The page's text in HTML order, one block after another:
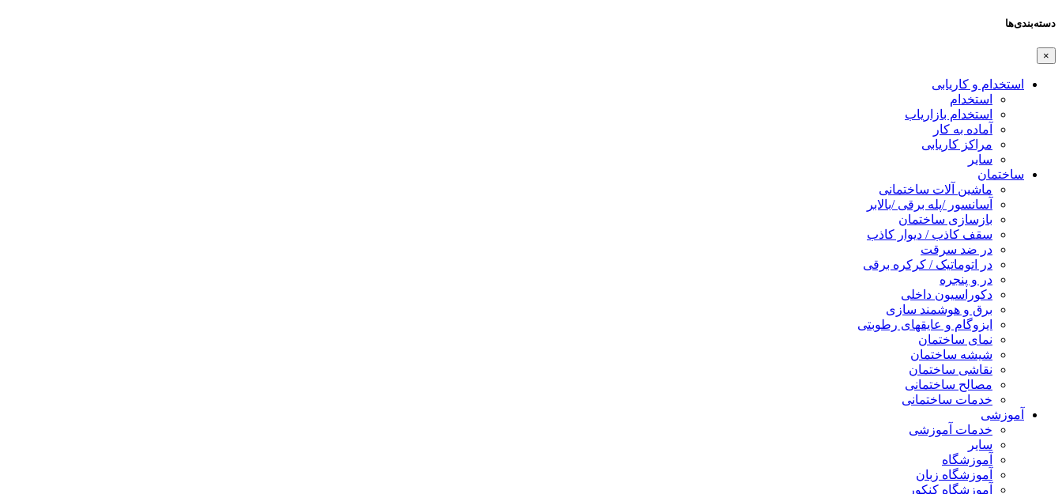
دسته‌بندی‌ها
×
استخدام و کاریابی
استخدام
استخدام بازاریاب
آماده به کار
مراکز کاریابی
سایر
ساختمان
ماشین آلات ساختمانی
آسانسور /پله برقی /بالابر
بازسازی ساختمان
سقف کاذب / دیوار کاذب
در ضد سرقت
در اتوماتیک / کرکره برقی
در و پنجره
دکوراسیون داخلی
برق و هوشمند سازی
ایزوگام و عایقهای رطوبتی
نمای ساختمان
شیشه ساختمان
نقاشی ساختمان
مصالح ساختمانی
خدمات ساختمانی
آموزشی
خدمات آموزشی
سایر
آموزشگاه
آموزشگاه زبان
آموزشگاه کنکور